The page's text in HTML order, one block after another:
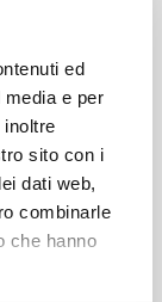
ed
e per
sito con i
dati web,
combinarle
che hanno
03:38